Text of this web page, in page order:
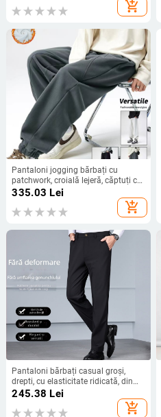
add_shopping_cart
Pantaloni jogging bărbați cu
patchwork, croială lejeră, căptuți cu
fleece pentru iarnă, sport casual
335.03 Lei
add_shopping_cart
Pantaloni bărbați casual groși,
drepti, cu elasticitate ridicată, din
amestec nylon, stil business lejer,
245.38 Lei
add_shopping_cart